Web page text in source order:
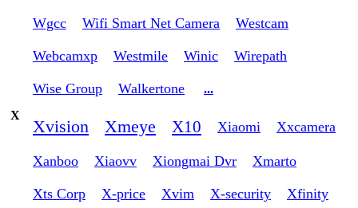
Wgcc Wifi Smart Net Camera Westcam
Webcamxp Westmile Winic Wirepath
Wise Group Walkertone
...
X
Xvision Xmeye X10 Xiaomi Xxcamera
Xanboo Xiaovv Xiongmai Dvr Xmarto
Xts Corp X-price Xvim X-security Xfinity